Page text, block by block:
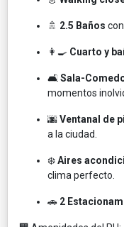
🚿 2.5 Baños
👩‍🍳 Cuarto y
🛋️ Sala-
momentos
🌆Ventanal de
a la ciudad.
❄️Aires
clima perfecto.
🚗 2